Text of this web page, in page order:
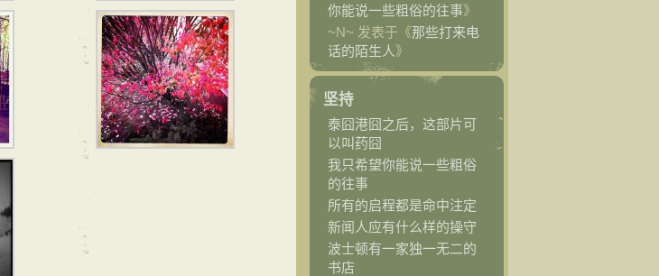
你能说一些粗俗的往事》
~N~ 发表于《那些打来电
话的陌生人》
坚持
泰囧港囧之后，这部片可
以叫药囧
我只希望你能说一些粗俗
的往事
所有的启程都是命中注定
新闻人应有什么样的操守
波士顿有一家独一无二的
书店